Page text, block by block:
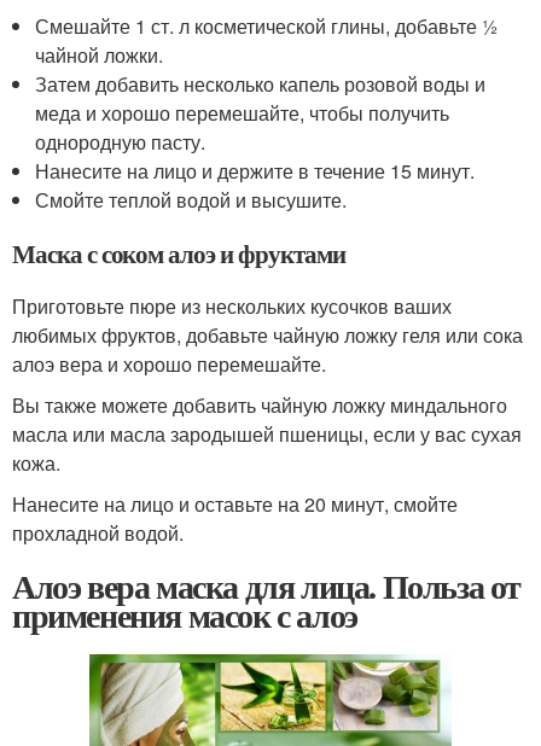
Смешайте 1 ст. л косметической глины, добавьте ½
чайной ложки.
Затем добавить несколько капель розовой воды и
меда и хорошо перемешайте, чтобы получить
однородную пасту.
Нанесите на лицо и держите в течение 15 минут.
Смойте теплой водой и высушите.
Маска с соком алоэ и фруктами
Приготовьте пюре из нескольких кусочков ваших
любимых фруктов, добавьте чайную ложку геля или сока
алоэ вера и хорошо перемешайте.
Вы также можете добавить чайную ложку миндального
масла или масла зародышей пшеницы, если у вас сухая
кожа.
Нанесите на лицо и оставьте на 20 минут, смойте
прохладной водой.
Алоэ вера маска для лица. Польза от
применения масок с алоэ